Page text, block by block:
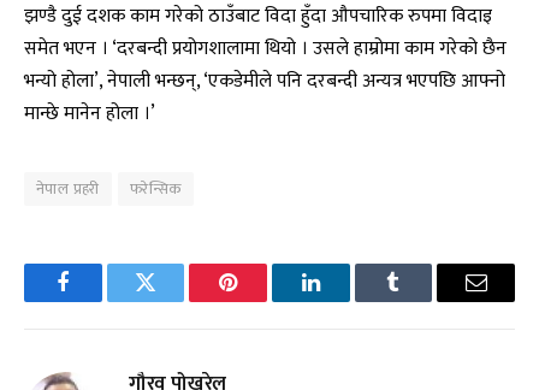
झण्डै दुई दशक काम गरेको ठाउँबाट विदा हुँदा औपचारिक रुपमा विदाइ
समेत भएन । ‘दरबन्दी प्रयोगशालामा थियो । उसले हाम्रोमा काम गरेको छैन
भन्यो होला’, नेपाली भन्छन्, ‘एकडेमीले पनि दरबन्दी अन्यत्र भएपछि आफ्नो
मान्छे मानेन होला ।’
नेपाल प्रहरी फरेन्सिक
FacebookTwitter Pinterest LinkedInTumblr Email